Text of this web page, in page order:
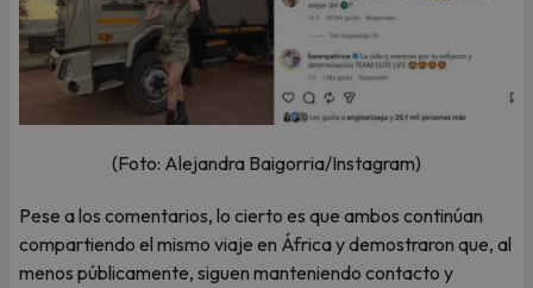
(Foto: Alejandra Baigorria/Instagram)
Pese a los comentarios, lo cierto es que ambos continúan
compartiendo el mismo viaje en África y demostraron que, al
menos públicamente, siguen manteniendo contacto y